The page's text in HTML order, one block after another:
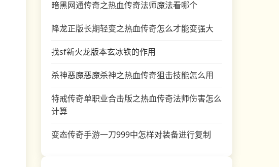
暗黑网通传奇之热血传奇法师魔法看哪个
降龙正版长期轻变之热血传奇怎么才能变强大
找sf新火龙版本玄冰铁的作用
杀神恶魔恶魔杀神之热血传奇狙击技能怎么用
特戒传奇单职业合击版之热血传奇法师伤害怎么
计算
变态传奇手游一刀999中怎样对装备进行复制